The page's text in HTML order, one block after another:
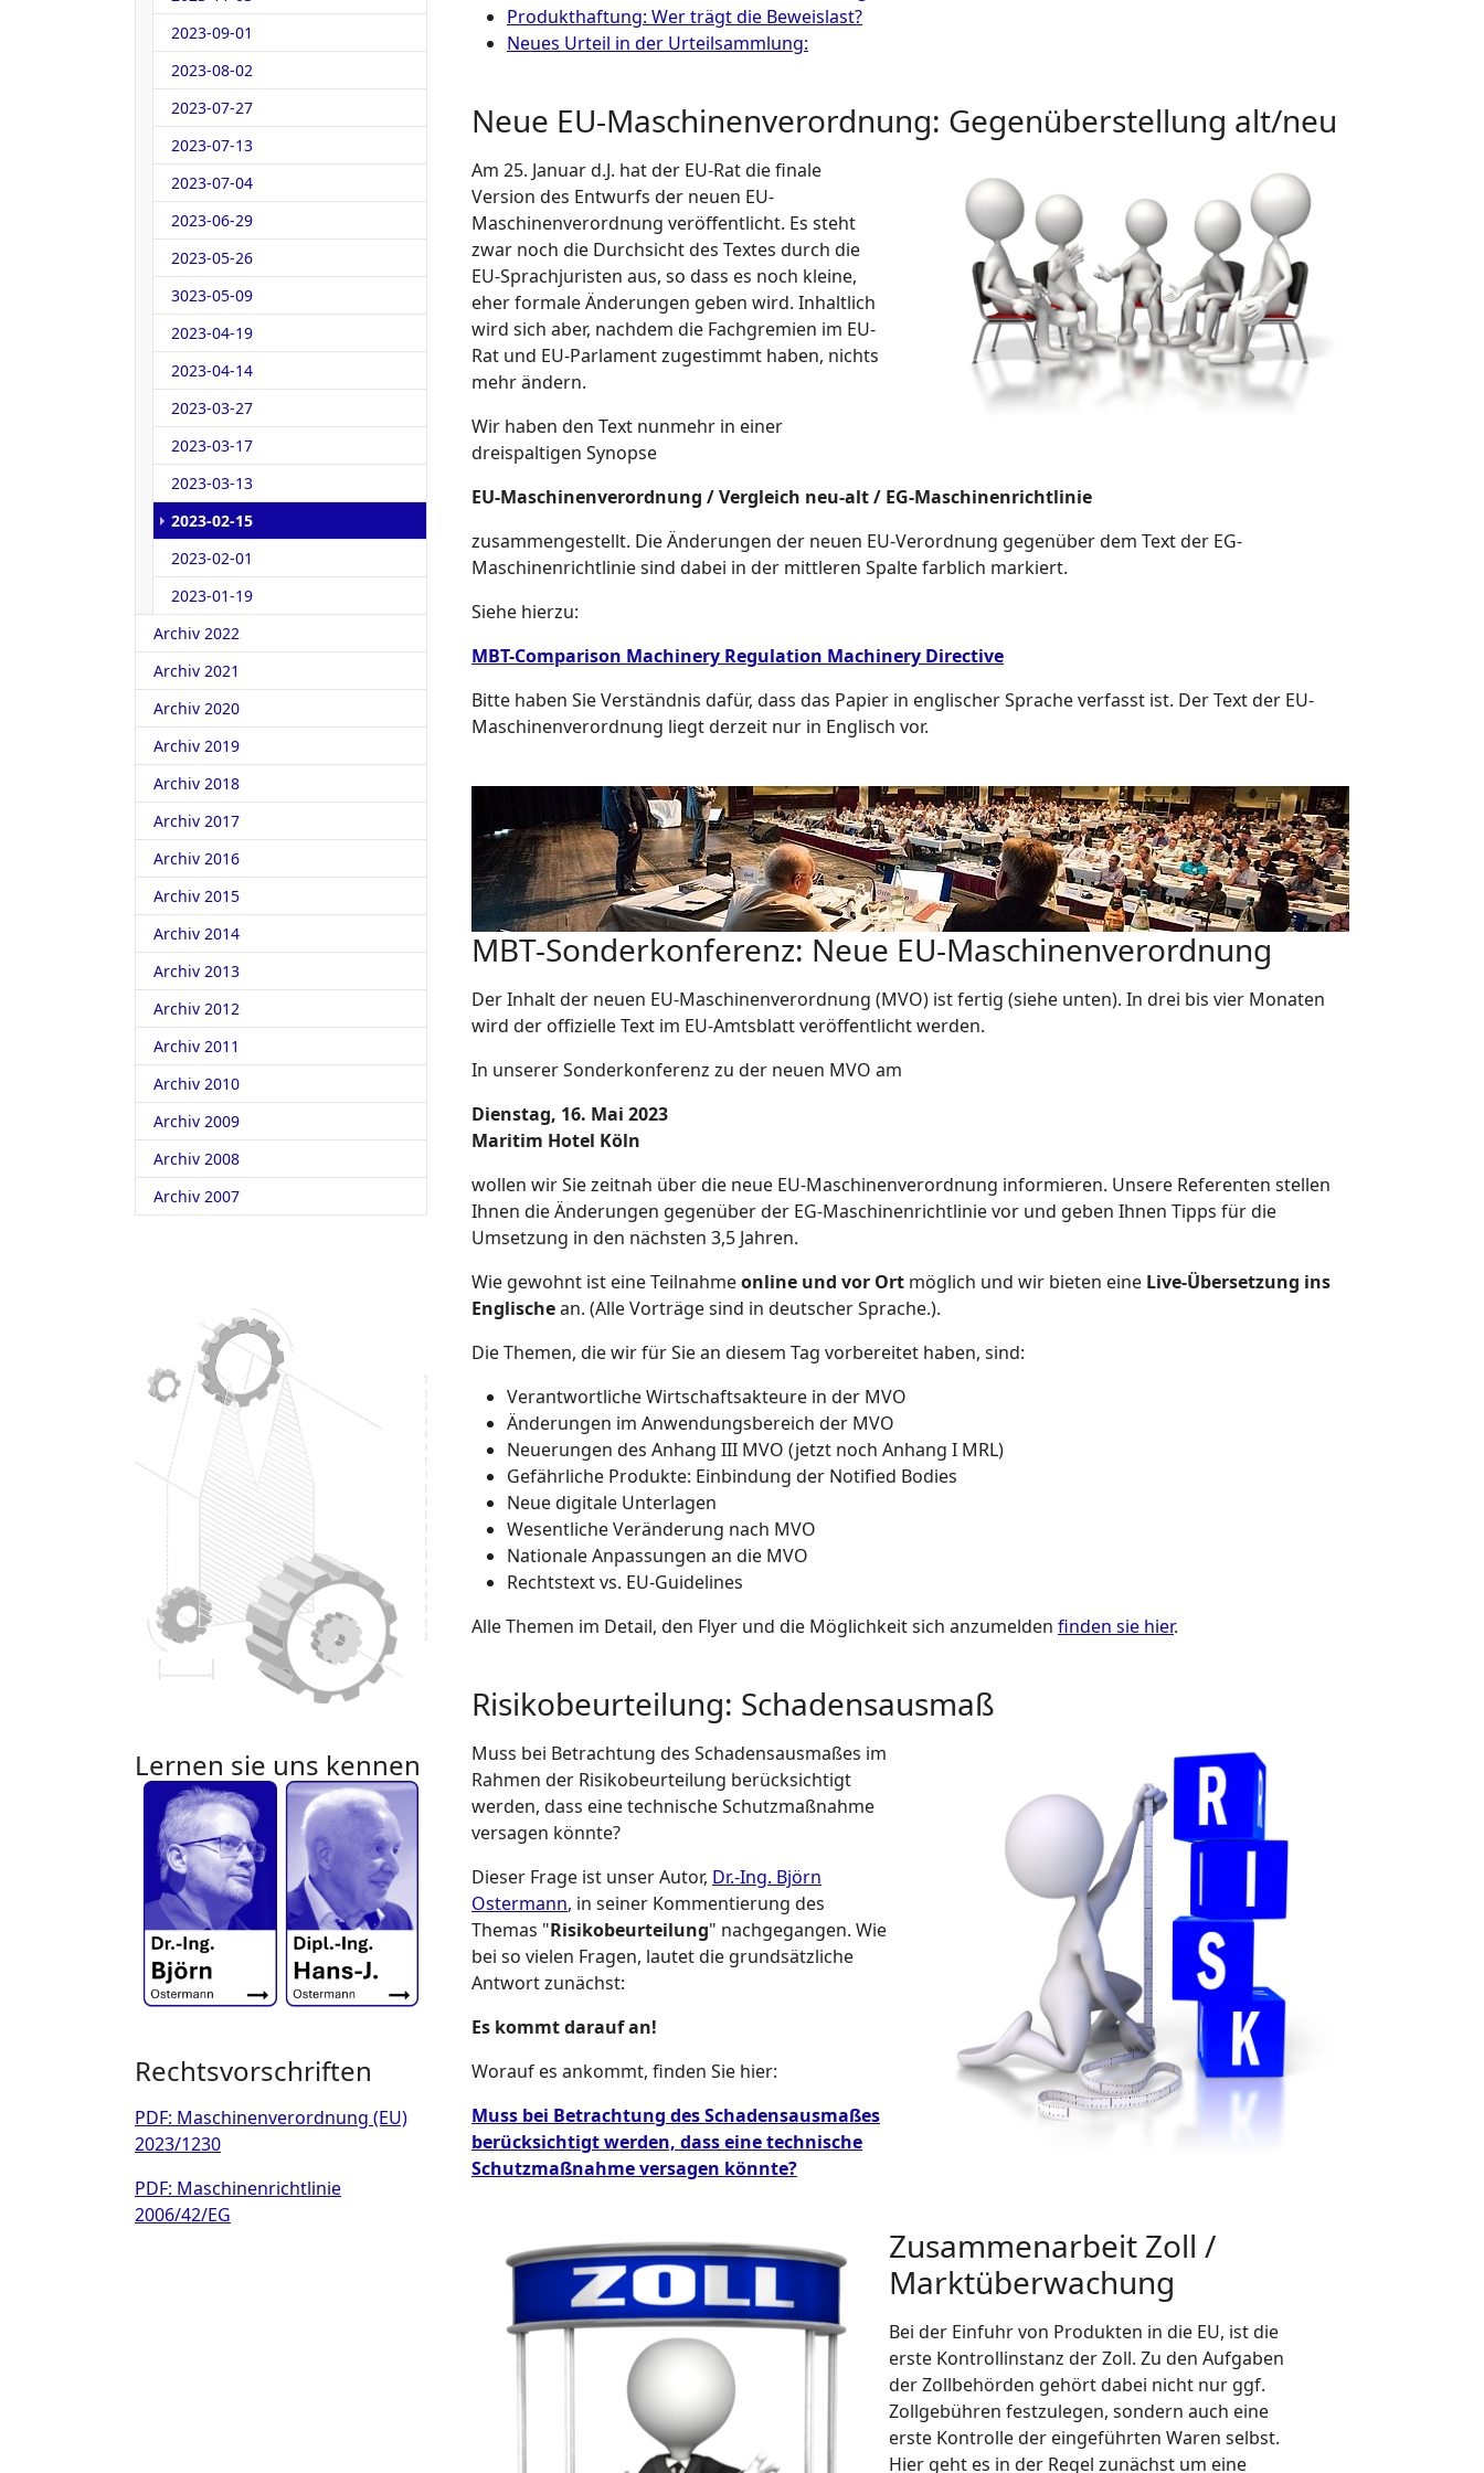
Produkthaftung: Wer trägt die Beweislast?
Neues Urteil in der Urteilsammlung:
Neue EU-Maschinenverordnung: Gegenüberstellung alt/neu
Am 25. Januar d.J. hat der EU-Rat die finale
Version des Entwurfs der neuen EU-
Maschinenverordnung veröffentlicht. Es steht
zwar noch die Durchsicht des Textes durch die
EU-Sprachjuristen aus, so dass es noch kleine,
eher formale Änderungen geben wird. Inhaltlich
wird sich aber, nachdem die Fachgremien im EU-
Rat und EU-Parlament zugestimmt haben, nichts
mehr ändern.
Wir haben den Text nunmehr in einer
dreispaltigen Synopse
EU-Maschinenverordnung / Vergleich neu-alt / EG-Maschinenrichtlinie
zusammengestellt. Die Änderungen der neuen EU-Verordnung gegenüber dem Text der EG-
Maschinenrichtlinie sind dabei in der mittleren Spalte farblich markiert.
Siehe hierzu:
MBT-Comparison Machinery Regulation Machinery Directive
Bitte haben Sie Verständnis dafür, dass das Papier in englischer Sprache verfasst ist. Der Text der EU-
Maschinenverordnung liegt derzeit nur in Englisch vor.
MBT-Sonderkonferenz: Neue EU-Maschinenverordnung
Der Inhalt der neuen EU-Maschinenverordnung (MVO) ist fertig (siehe unten). In drei bis vier Monaten
wird der offizielle Text im EU-Amtsblatt veröffentlicht werden.
In unserer Sonderkonferenz zu der neuen MVO am
Dienstag, 16. Mai 2023
Maritim Hotel Köln
wollen wir Sie zeitnah über die neue EU-Maschinenverordnung informieren. Unsere Referenten stellen
Ihnen die Änderungen gegenüber der EG-Maschinenrichtlinie vor und geben Ihnen Tipps für die
Umsetzung in den nächsten 3,5 Jahren.
Wie gewohnt ist eine Teilnahmeonline und vor Ort möglich und wir bieten eine Live-Übersetzung ins
Englischean. (Alle Vorträge sind in deutscher Sprache.).
Die Themen, die wir für Sie an diesem Tag vorbereitet haben, sind:
Verantwortliche Wirtschaftsakteure in der MVO
Änderungen im Anwendungsbereich der MVO
Neuerungen des Anhang III MVO (jetzt noch Anhang I MRL)
Gefährliche Produkte: Einbindung der Notified Bodies
Neue digitale Unterlagen
Wesentliche Veränderung nach MVO
Nationale Anpassungen an die MVO
Rechtstext vs. EU-Guidelines
Alle Themen im Detail, den Flyer und die Möglichkeit sich anzumelden finden sie hier.
Risikobeurteilung: Schadensausmaß
Muss bei Betrachtung des Schadensausmaßes im
Rahmen der Risikobeurteilung berücksichtigt
werden, dass eine technische Schutzmaßnahme
versagen könnte?
Dieser Frage ist unser Autor, Dr.-Ing. Björn
Ostermann, in seiner Kommentierung des
Themas "Risikobeurteilung" nachgegangen. Wie
bei so vielen Fragen, lautet die grundsätzliche
Antwort zunächst:
Es kommt darauf an!
Worauf es ankommt, finden Sie hier:
Muss bei Betrachtung des Schadensausmaßes
berücksichtigt werden, dass eine technische
Schutzmaßnahme versagen könnte?
Zusammenarbeit Zoll /
Marktüberwachung
Bei der Einfuhr von Produkten in die EU, ist die
erste Kontrollinstanz der Zoll. Zu den Aufgaben
der Zollbehörden gehört dabei nicht nur ggf.
Zollgebühren festzulegen, sondern auch eine
erste Kontrolle der eingeführten Waren selbst.
Hier geht es in der Regel zunächst um eine
2023-09-01
2023-08-02
2023-07-27
2023-07-13
2023-07-04
2023-06-29
2023-05-26
3023-05-09
2023-04-19
2023-04-14
2023-03-27
2023-03-17
2023-03-13
2023-02-15(current)
2023-02-01
2023-01-19
Archiv 2022
Archiv 2021
Archiv 2020
Archiv 2019
Archiv 2018
Archiv 2017
Archiv 2016
Archiv 2015
Archiv 2014
Archiv 2013
Archiv 2012
Archiv 2011
Archiv 2010
Archiv 2009
Archiv 2008
Archiv 2007
Lernen sie uns kennen
Rechtsvorschriften
PDF: Maschinenverordnung (EU)
2023/1230
PDF: Maschinenrichtlinie
2006/42/EG